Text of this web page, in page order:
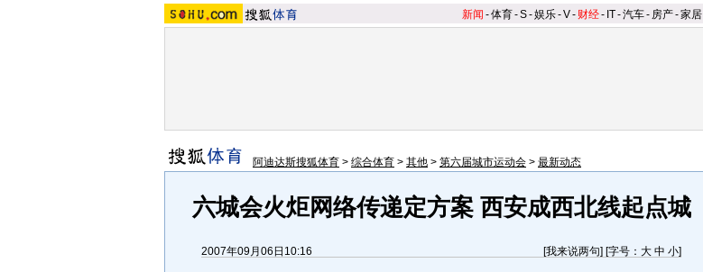
新闻 -体育-S-娱乐-V- 财经- IT-汽车- 房产-家居
阿迪达斯搜狐体育 > 综合体育 > 其他 > 第六届城市运动会 > 最新动态
六城会火炬网络传递定方案 西安成西北线起点城
2007年09月06日10:16 [我来说两句] [字号： 大 中 小]